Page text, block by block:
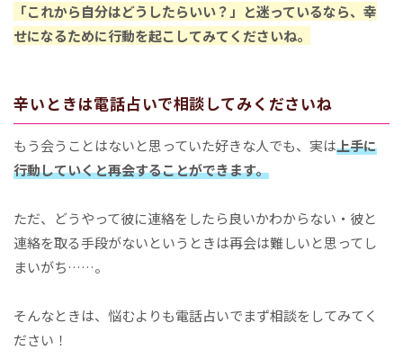
「これから自分はどうしたらいい？」と迷っているなら、幸
せになるために行動を起こしてみてくださいね。
辛いときは電話占いで相談してみくださいね
もう会うことはないと思っていた好きな人でも、実は上手に
行動していくと再会することができます。
ただ、どうやって彼に連絡をしたら良いかわからない・彼と
連絡を取る手段がないというときは再会は難しいと思ってし
まいがち……。
そんなときは、悩むよりも電話占いでまず相談をしてみてく
ださい！